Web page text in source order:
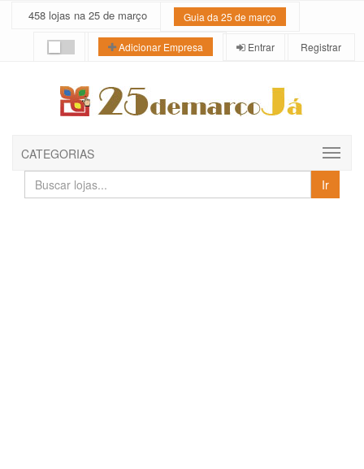
458 lojas na 25 de março Guia da 25 de março
Adicionar Empresa Entrar Registrar
CATEGORIAS
Buscar
lojas
Ir